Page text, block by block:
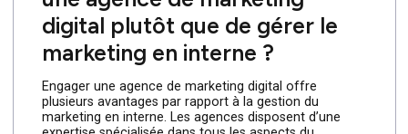
Quels services une agence de
marketing digital offre-t-elle ?
Une agence de marketing digital offre une gamme
complète de services visant à promouvoir votre
entreprise en ligne. Cela peut inclure la création de